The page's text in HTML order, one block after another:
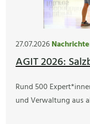
27.07.2026
AGIT 2026:
Rund 500
und Verwaltung aus